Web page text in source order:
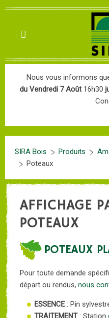
Nous vous informons
du Vendredi 7 Août 16h30
SIRA Bois Produits
Poteaux
AFFICHAGE
POTEAUX
POTEAUX
Pour toute demande
départ ou rendus, nous
ESSENCE : Pin
TRAITEMENT: Station